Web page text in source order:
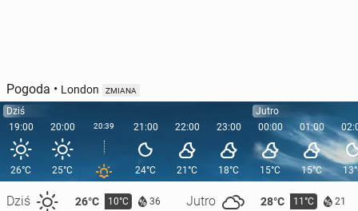
Pogoda • London ZMIANA
Dziś
19:00
26°C
Dziś 26°C 10°C 36 Jutro 28°C 11°C 21
20:00
25°C
20:39 21:00
24°C
22:00
21°C
23:00
18°C
Jutro
00:00
15°C
01:00
15°C